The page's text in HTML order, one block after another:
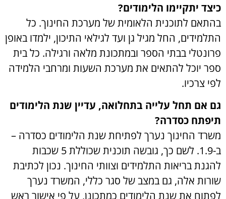
כיצד יתקיימו הלימודים?
בהתאם לתוכנית הלאומית של מערכת החינוך. כל
התלמידים, החל מגיל גן ועד לגילאי התיכון, ילמדו באופן
פרונטלי בבתי הספר ובמתכונת מלאה ורגילה. כל בית
ספר יוכל להתאים את מערכת השעות ומרחבי הלמידה
לפי צרכיו.
גם אם תחל עלייה בתחלואה, עדיין שנת הלימודים
תיפתח כסדרה?
משרד החינוך נערך לפתיחת שנת הלימודים כסדרה –
ב-1.9. לשם כך, גובשה תוכנית שכוללת 5 שכבות
להגנת בריאות התלמידים וצוותי החינוך. נכון לכתיבת
שורות אלה, גם במצב של סגר כללי, המשרד נערך
לפתוח את שנת הלימודים כמתכונן, על פי אישור ראש